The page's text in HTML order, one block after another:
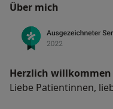
Über mich
Herzlich willkommen
Liebe Patientinnen,